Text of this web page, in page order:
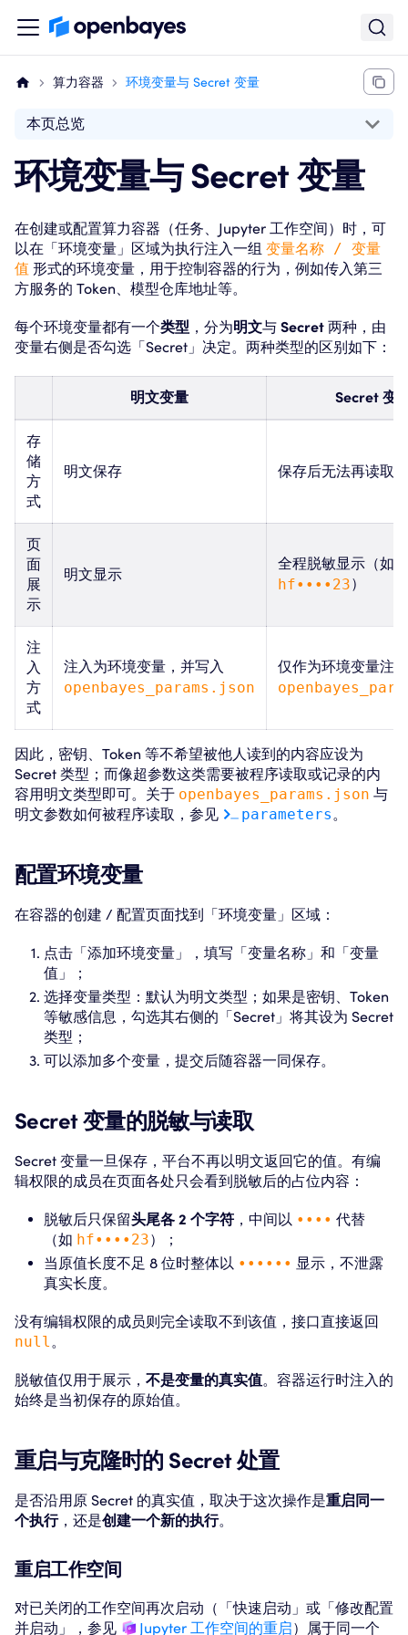
算力容器 环境变量与 Secret 变量
本页总览
环境变量与 Secret 变量
在创建或配置算力容器（任务、Jupyter 工作空间）时，可
以在「环境变量」区域为执行注入一组 变量名称 / 变量
值 形式的环境变量，用于控制容器的行为，例如传入第三
方服务的 Token、模型仓库地址等。
每个环境变量都有一个类型 ，分为明文与 Secret 两种，由
变量右侧是否勾选「Secret」决定。两种类型的区别如下：
明文变量 Secret 变
存
储
方
式
明文保存 保存后无法再读取
页
面
展
示
明文显示
全程脱敏显示（如
hf••••23）
注
入
方
式
注入为环境变量，并写入
openbayes_params.json
仅作为环境变量注
因此，密钥、Token 等不希望被他人读到的内容应设为
Secret 类型；而像超参数这类需要被程序读取或记录的内
容用明文类型即可。关于 openbayes_params.json 与
明文参数如何被程序读取，参见
parameters。
配置环境变量
在容器的创建 / 配置页面找到「环境变量」区域：
点击「添加环境变量」，填写「变量名称」和「变量
值」；
选择变量类型：默认为明文类型；如果是密钥、Token
等敏感信息，勾选其右侧的「Secret」将其设为 Secret
类型；
可以添加多个变量，提交后随容器一同保存。
Secret 变量的脱敏与读取
Secret 变量一旦保存，平台不再以明文返回它的值。有编
辑权限的成员在页面各处只会看到脱敏后的占位内容：
脱敏后只保留头尾各 2 个字符 ，中间以 •••• 代替
（如 hf••••23）；
当原值长度不足 8 位时整体以 •••••• 显示，不泄露
真实长度。
没有编辑权限的成员则完全读取不到该值，接口直接返回
null。
脱敏值仅用于展示， 不是变量的真实值。容器运行时注入的
始终是当初保存的原始值。
重启与克隆时的 Secret 处置
是否沿用原 Secret 的真实值，取决于这次操作是重启同一
个执行，还是创建一个新的执行。
重启工作空间
对已关闭的工作空间再次启动（「快速启动」或「修改配置
并启动」，参见
Jupyter 工作空间的重启）属于同一个